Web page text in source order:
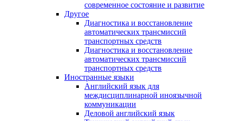
современное состояние и развитие
Другое
Диагностика и восстановление
автоматических трансмиссий
транспортных средств
Диагностика и восстановление
автоматических трансмиссий
транспортных средств
Иностранные языки
Английский язык для
междисциплинарной иноязычной
коммуникации
Деловой английский язык